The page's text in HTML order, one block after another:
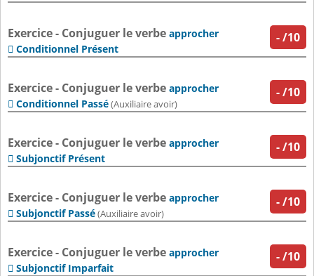
-/10
Exercice - Conjuguer le verbe approcher
 Conditionnel Présent
-/10
Exercice - Conjuguer le verbe approcher
 Conditionnel Passé(Auxiliaire avoir)
-/10
Exercice - Conjuguer le verbe approcher
 Subjonctif Présent
-/10
Exercice - Conjuguer le verbe approcher
 Subjonctif Passé(Auxiliaire avoir)
-/10
Exercice - Conjuguer le verbe approcher
 Subjonctif Imparfait